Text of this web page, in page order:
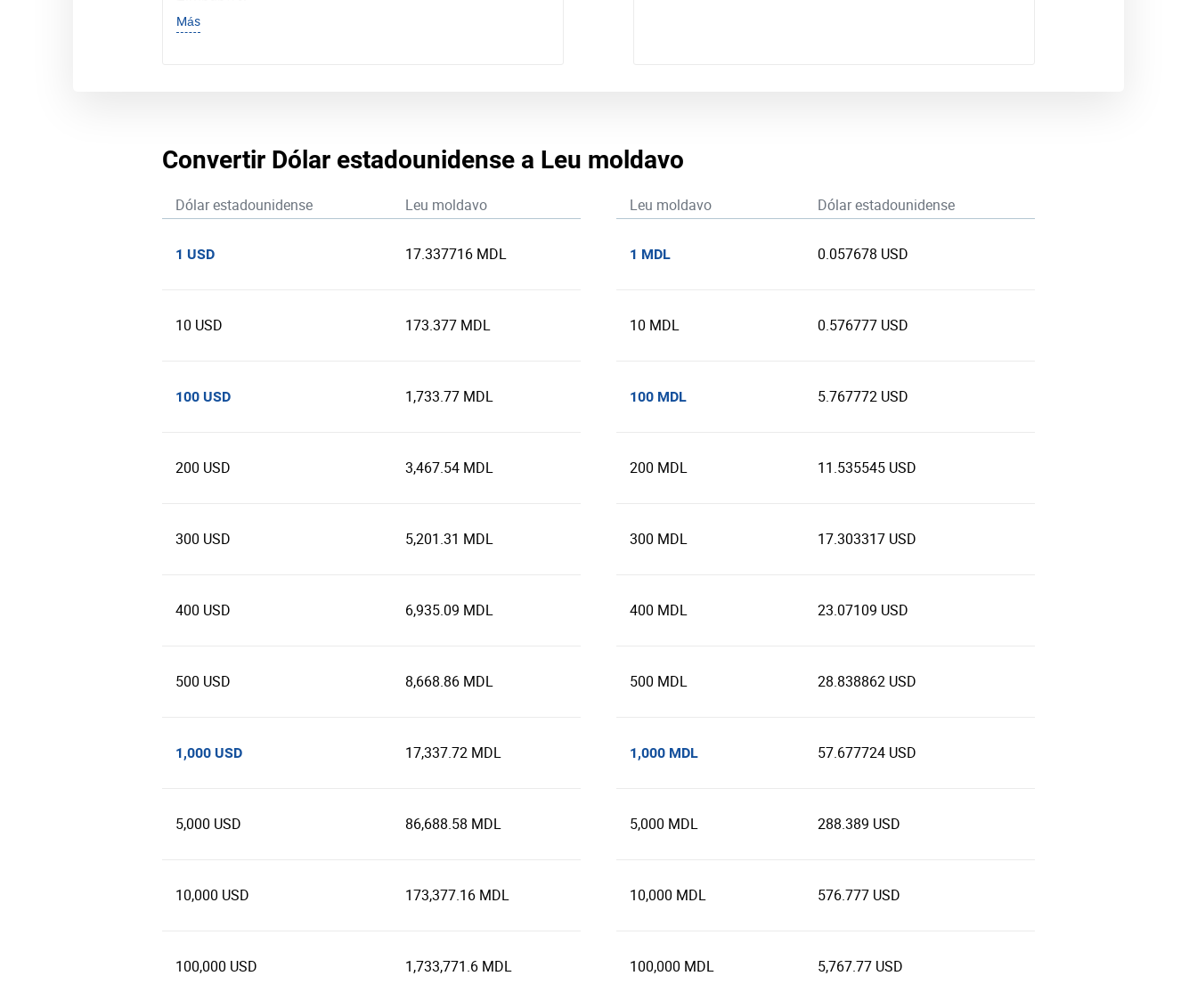
Más
Convertir Dólar estadounidense a Leu moldavo
Dólar estadounidense Leu moldavo
1 USD 17.337716 MDL
10 USD 173.377 MDL
100 USD 1,733.77 MDL
200 USD 3,467.54 MDL
300 USD 5,201.31 MDL
400 USD 6,935.09 MDL
500 USD 8,668.86 MDL
1,000 USD 17,337.72 MDL
5,000 USD 86,688.58 MDL
10,000 USD 173,377.16 MDL
100,000 USD 1,733,771.6 MDL
Leu moldavo Dólar estadounidense
1 MDL 0.057678 USD
10 MDL 0.576777 USD
100 MDL 5.767772 USD
200 MDL 11.535545 USD
300 MDL 17.303317 USD
400 MDL 23.07109 USD
500 MDL 28.838862 USD
1,000 MDL 57.677724 USD
5,000 MDL 288.389 USD
10,000 MDL 576.777 USD
100,000 MDL 5,767.77 USD